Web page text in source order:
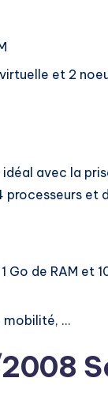
et 2
avec la
processeurs et
Go de RAM et
mobilité, …